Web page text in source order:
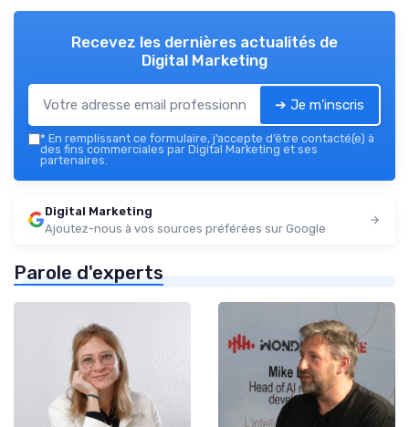
Recevez les dernières actualités de
Digital Marketing
➔ Je m'inscris
* En remplissant ce formulaire, j’accepte d’être contacté(e) à
des fins commerciales par Digital Marketing et ses
partenaires.
Digital Marketing
Ajoutez-nous à vos sources préférées sur Google
Parole d'experts